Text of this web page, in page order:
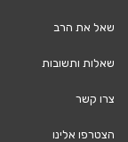
שאל את הרב
שאלות ותשובות
צרו קשר
הצטרפו אלינו